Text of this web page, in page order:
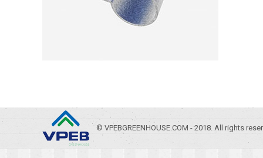
© VPEBGREENHOUSE.COM - 2018. All rights